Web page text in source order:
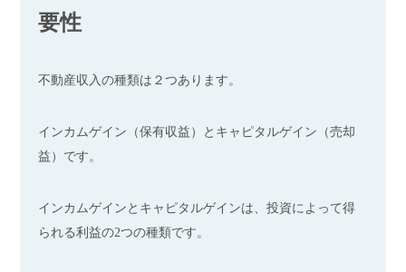
要性
不動産収入の種類は２つあります。
インカムゲイン（保有収益）とキャピタルゲイン（売却
益）です。
インカムゲインとキャピタルゲインは、投資によって得
られる利益の2つの種類です。